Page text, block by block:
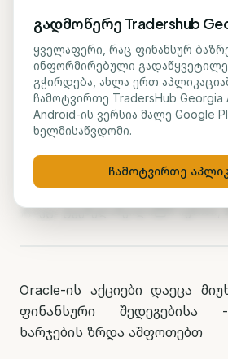
ᲡᲐᲤᲝᲜᲓᲝ
Oracle-ის
მიუხედავად
ფინანსური
ინვესტორებს
ზრდა
ნუცა ტყეშელაშვილი 11 ივნისი,
Oracle-ის აქციები დაეცა
ფინანსური შედეგებისა
ხარჯების ზრდა აშფოთებთ
გადმოწერე Tradershub
ყველაფერი, რაც ფინანსურ
ინფორმირებული
გჭირდება, ახლა ერთ
ჩამოტვირთე TradersHub Georgia
Android-ის ვერსია მალე Google
ხელმისაწვდომი.
ჩამოტვირთე